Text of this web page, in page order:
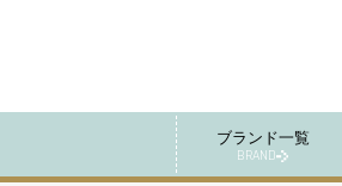
ブランド一覧
BRAND